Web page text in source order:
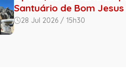
Santuário de Bom Jesus
28 Jul 2026 / 15h30